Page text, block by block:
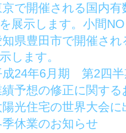
京で開催される国内
展示します。小間
知県豊田市で開催さ
します。
成24年6月期 第2四半
績予想の修正に関する
陽光住宅の世界大会に
休業のお知らせ